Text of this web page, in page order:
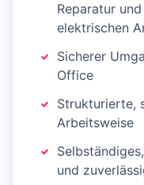
Reparatur
elektrischen
Sicherer
Office
Strukturierte,
Arbeitsweise
und